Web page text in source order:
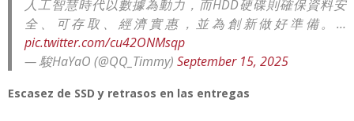
人工智慧時代以數據為動力，而HDD硬碟則確保資料安
全、可存取、經濟實惠，並為創新做好準備。…
pic.twitter.com/cu42ONMsqp
— 駿HaYaO (@QQ_Timmy) September 15, 2025
Escasez de SSD y retrasos en las entregas